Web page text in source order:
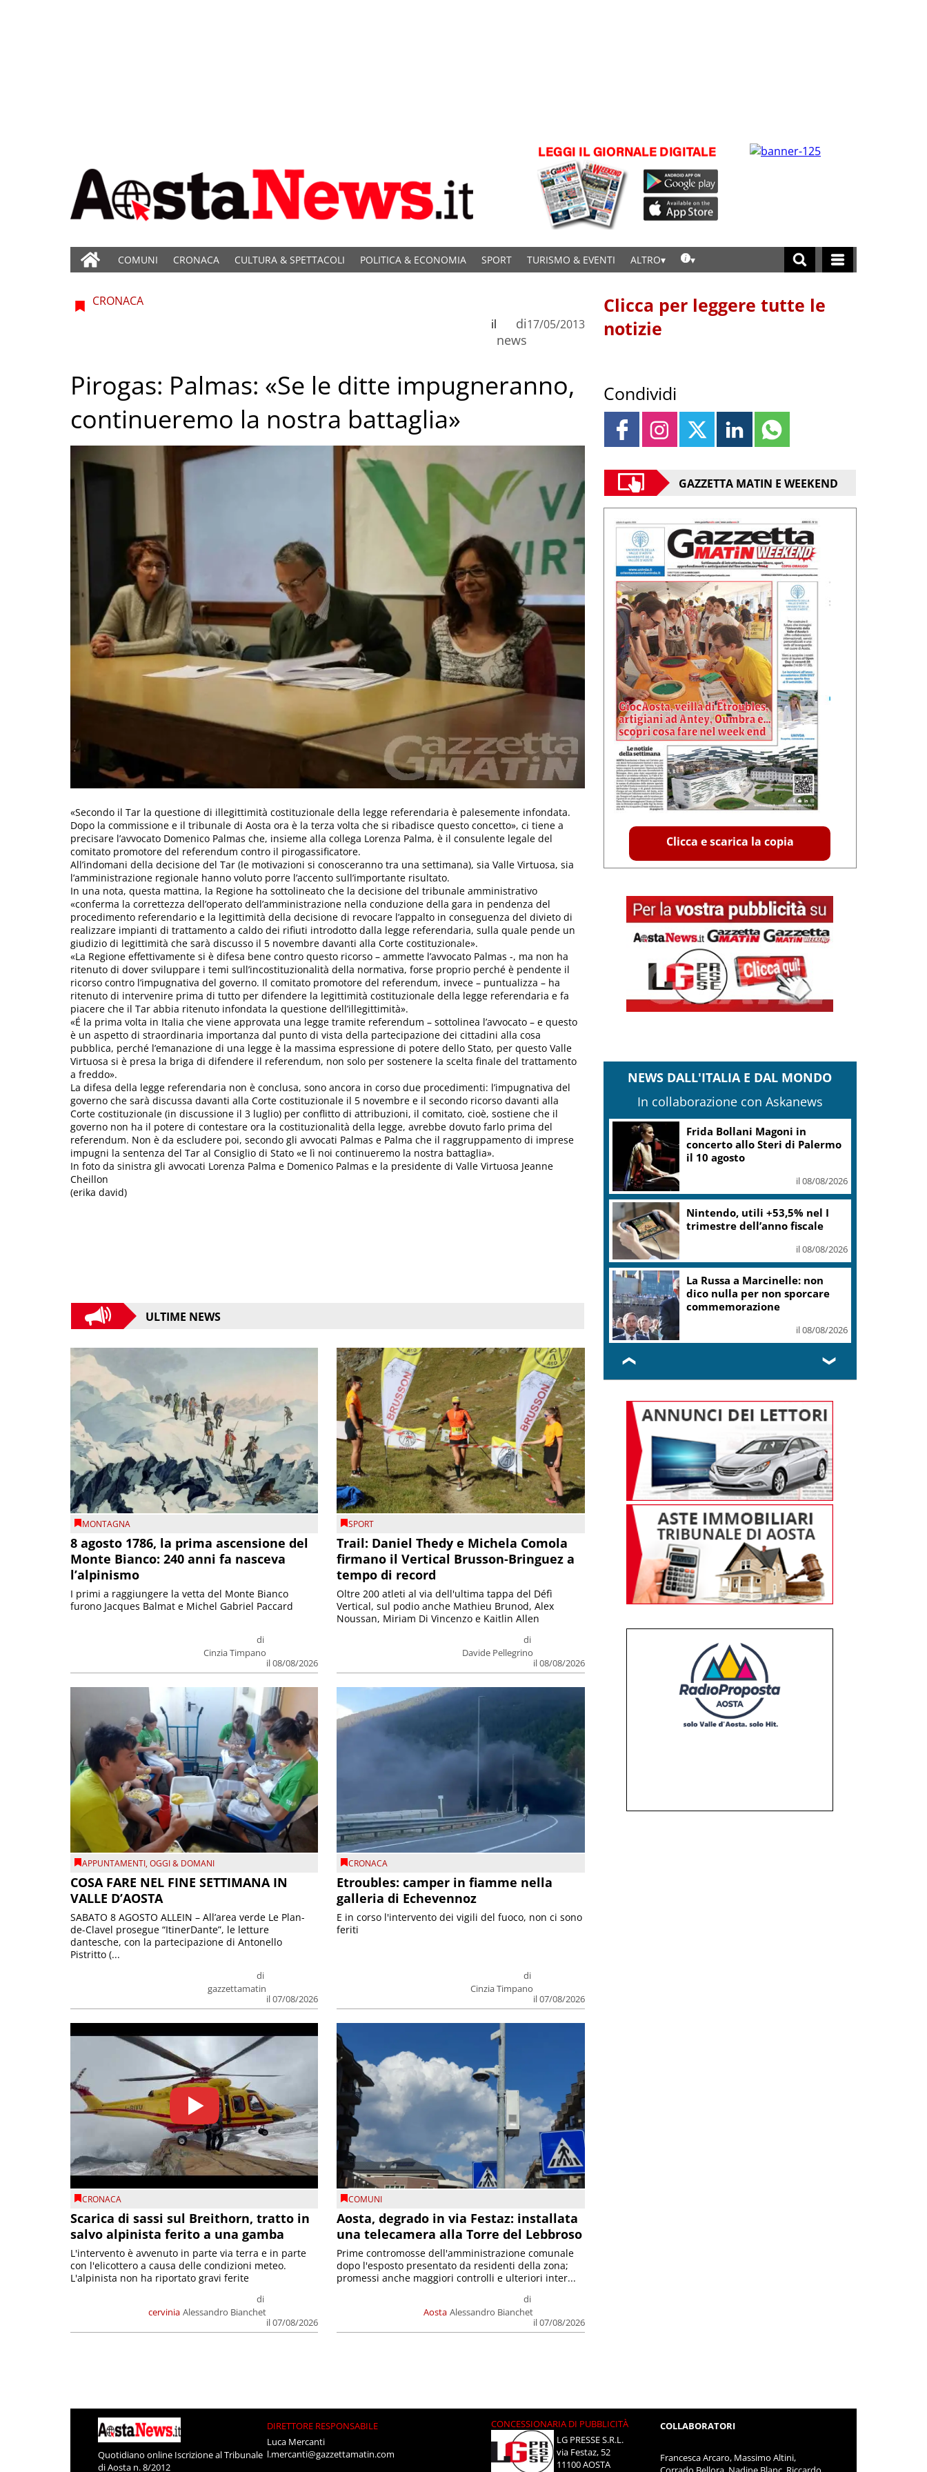
COMUNI CRONACA CULTURA & SPETTACOLI POLITICA & ECONOMIA SPORT TURISMO & EVENTI ALTRO
CRONACA
di
news
il 17/05/2013
Pirogas: Palmas: «Se le ditte impugneranno,
continueremo la nostra battaglia»
«Secondo il Tar la questione di illegittimità costituzionale della legge referendaria è palesemente infondata.
Dopo la commissione e il tribunale di Aosta ora è la terza volta che si ribadisce questo concetto», ci tiene a
precisare l’avvocato Domenico Palmas che, insieme alla collega Lorenza Palma, è il consulente legale del
comitato promotore del referendum contro il pirogassificatore.
All’indomani della decisione del Tar (le motivazioni si conosceranno tra una settimana), sia Valle Virtuosa, sia
l’amministrazione regionale hanno voluto porre l’accento sull’importante risultato.
In una nota, questa mattina, la Regione ha sottolineato che la decisione del tribunale amministrativo
«conferma la correttezza dell’operato dell’amministrazione nella conduzione della gara in pendenza del
procedimento referendario e la legittimità della decisione di revocare l’appalto in conseguenza del divieto di
realizzare impianti di trattamento a caldo dei rifiuti introdotto dalla legge referendaria, sulla quale pende un
giudizio di legittimità che sarà discusso il 5 novembre davanti alla Corte costituzionale».
«La Regione effettivamente si è difesa bene contro questo ricorso – ammette l’avvocato Palmas -, ma non ha
ritenuto di dover sviluppare i temi sull’incostituzionalità della normativa, forse proprio perché è pendente il
ricorso contro l’impugnativa del governo. Il comitato promotore del referendum, invece – puntualizza – ha
ritenuto di intervenire prima di tutto per difendere la legittimità costituzionale della legge referendaria e fa
piacere che il Tar abbia ritenuto infondata la questione dell’illegittimità».
«É la prima volta in Italia che viene approvata una legge tramite referendum – sottolinea l’avvocato – e questo
è un aspetto di straordinaria importanza dal punto di vista della partecipazione dei cittadini alla cosa
pubblica, perché l’emanazione di una legge è la massima espressione di potere dello Stato, per questo Valle
Virtuosa si è presa la briga di difendere il referendum, non solo per sostenere la scelta finale del trattamento
a freddo».
La difesa della legge referendaria non è conclusa, sono ancora in corso due procedimenti: l’impugnativa del
governo che sarà discussa davanti alla Corte costituzionale il 5 novembre e il secondo ricorso davanti alla
Corte costituzionale (in discussione il 3 luglio) per conflitto di attribuzioni, il comitato, cioè, sostiene che il
governo non ha il potere di contestare ora la costituzionalità della legge, avrebbe dovuto farlo prima del
referendum. Non è da escludere poi, secondo gli avvocati Palmas e Palma che il raggruppamento di imprese
impugni la sentenza del Tar al Consiglio di Stato «e lì noi continueremo la nostra battaglia».
In foto da sinistra gli avvocati Lorenza Palma e Domenico Palmas e la presidente di Valle Virtuosa Jeanne
Cheillon
(erika david)
ULTIME NEWS
MONTAGNA
8 agosto 1786, la prima ascensione del
Monte Bianco: 240 anni fa nasceva
l’alpinismo
di
Cinzia Timpano
il 08/08/2026
I primi a raggiungere la vetta del Monte Bianco
furono Jacques Balmat e Michel Gabriel Paccard
SPORT
Trail: Daniel Thedy e Michela Comola
firmano il Vertical Brusson-Bringuez a
tempo di record
di
Davide Pellegrino
il 08/08/2026
Oltre 200 atleti al via dell'ultima tappa del Défì
Vertical, sul podio anche Mathieu Brunod, Alex
Noussan, Miriam Di Vincenzo e Kaitlin Allen
APPUNTAMENTI,OGGI & DOMANI
COSA FARE NEL FINE SETTIMANA IN
VALLE D’AOSTA
di
gazzettamatin
il 07/08/2026
SABATO 8 AGOSTO ALLEIN – All’area verde Le Plan-
de-Clavel prosegue “ItinerDante”, le letture
dantesche, con la partecipazione di Antonello
Pistritto (...
CRONACA
Etroubles: camper in fiamme nella
galleria di Echevennoz
di
Cinzia Timpano
il 07/08/2026
E in corso l'intervento dei vigili del fuoco, non ci sono
feriti
CRONACA
Scarica di sassi sul Breithorn, tratto in
salvo alpinista ferito a una gamba
cervinia
di
Alessandro Bianchet
il 07/08/2026
L'intervento è avvenuto in parte via terra e in parte
con l'elicottero a causa delle condizioni meteo.
L'alpinista non ha riportato gravi ferite
COMUNI
Aosta, degrado in via Festaz: installata
una telecamera alla Torre del Lebbroso
Aosta
di
Alessandro Bianchet
il 07/08/2026
Prime contromosse dell'amministrazione comunale
dopo l'esposto presentato da residenti della zona;
promessi anche maggiori controlli e ulteriori inter...
Clicca per leggere tutte le
notizie
Condividi
GAZZETTA MATIN E WEEKEND
Clicca e scarica la copia
NEWS DALL'ITALIA E DAL MONDO
In collaborazione con Askanews
Frida Bollani Magoni in
concerto allo Steri di Palermo
il 10 agosto
il 08/08/2026
Nintendo, utili +53,5% nel I
trimestre dell’anno fiscale
il 08/08/2026
La Russa a Marcinelle: non
dico nulla per non sporcare
commemorazione
il 08/08/2026
❮ ❯
Quotidiano online Iscrizione al Tribunale
di Aosta n. 8/2012
DIRETTORE RESPONSABILE
Luca Mercanti
l.mercanti@gazzettamatin.com
CONCESSIONARIA DI PUBBLICITÀ
LG PRESSE S.R.L.
via Festaz, 52
11100 AOSTA
COLLABORATORI
Francesca Arcaro, Massimo Altini,